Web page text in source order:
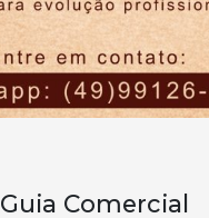
Guia Comercial